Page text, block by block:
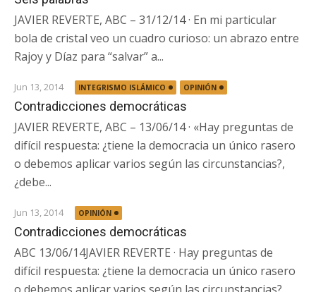
JAVIER REVERTE, ABC – 31/12/14 · En mi particular
bola de cristal veo un cuadro curioso: un abrazo entre
Rajoy y Díaz para “salvar” a...
Jun 13, 2014 INTEGRISMO ISLÁMICO OPINIÓN
Contradicciones democráticas
JAVIER REVERTE, ABC – 13/06/14 · «Hay preguntas de
difícil respuesta: ¿tiene la democracia un único rasero
o debemos aplicar varios según las circunstancias?,
¿debe...
Jun 13, 2014 OPINIÓN
Contradicciones democráticas
ABC 13/06/14JAVIER REVERTE · Hay preguntas de
difícil respuesta: ¿tiene la democracia un único rasero